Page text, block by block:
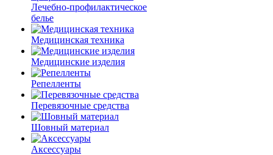
Лечебно-профилактическое
белье
Медицинская техника
Медицинские изделия
Репелленты
Перевязочные средства
Шовный материал
Аксессуары